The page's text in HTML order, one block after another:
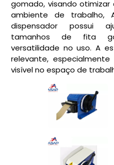
gomado, visando
ambiente de trabalho,
dispensador possui
tamanhos de fita
versatilidade no uso. A
relevante,
visível no espaço de